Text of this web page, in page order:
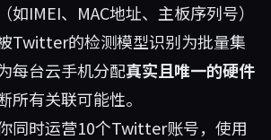
如IMEI、MAC地址、主板序列号）
Twitter的检测模型识别为批量集
每台云手机分配真实且唯一的硬件
所有关联可能性。
同时运营10个Twitter账号，使用